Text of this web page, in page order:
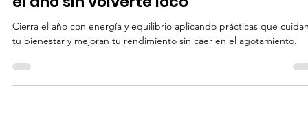
Productividad sin burnout: cómo
el año sin volverte loco
tu bienestar y mejoran tu rendimiento sin caer en el agotamiento.